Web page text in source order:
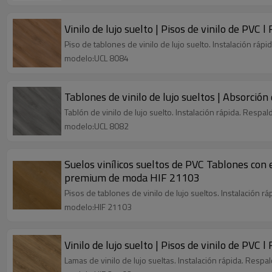
Vinilo de lujo suelto | Pisos de vinilo de PVC
Piso de tablones de vinilo de lujo suelto. Instalación
modelo:UCL 8084
Tablones de vinilo de lujo sueltos |
Tablón de vinilo de lujo suelto. Instalación rápida.
modelo:UCL 8082
Suelos vinílicos sueltos de PVC Tablones
premium de moda HIF 21103
Pisos de tablones de vinilo de lujo sueltos. Instalación
modelo:HIF 21103
Vinilo de lujo suelto | Pisos de vinilo de
Lamas de vinilo de lujo sueltas. Instalación rápida.